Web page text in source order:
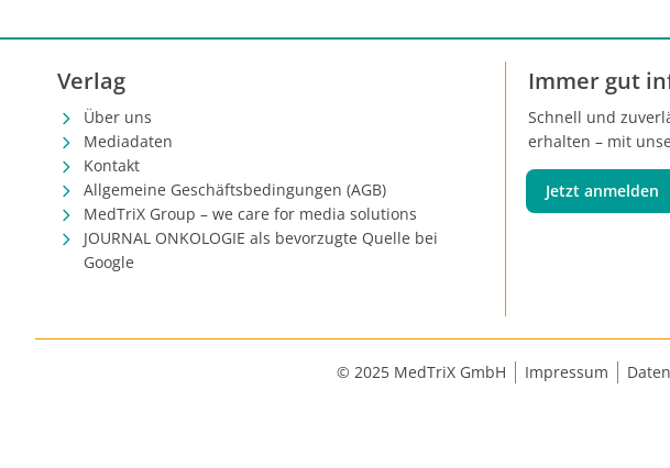
personalisierte Impfstoffe.
aktuellen Stand der
zur Überwindung von
Verlag
Über uns
Mediadaten
Kontakt
Allgemeine Geschäftsbedingungen (AGB)
MedTriX Group – we care for media solutions
JOURNAL ONKOLOGIE als bevorzugte Quelle bei
Google
Immer gut
Schnell und
erhalten – mit
Jetzt anmelden
© 2025 MedTriX GmbH Impressum